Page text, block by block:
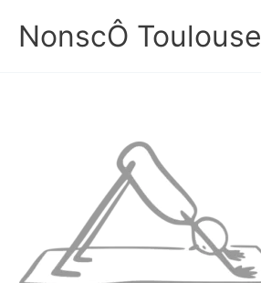
contenu
NonscÔ Toulouse